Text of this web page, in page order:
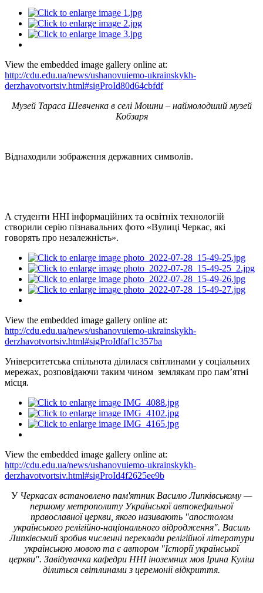
View the embedded image gallery online at:
http://cdu.edu.ua/news/ushanovuiemo-ukrainskykh-
derzhavotvortsiv.html#sigProId80d64cbfdf
Музей Тараса Шевченка в селі Мошни – наймолодший музей
Кобзаря
Віднаходили зображення державних символів.
А студенти ННІ інформаційних та освітніх технологій
створили серію пізнавальних фото «Вулиці Черкас, які
говорять про незалежність».
View the embedded image gallery online at:
http://cdu.edu.ua/news/ushanovuiemo-ukrainskykh-
derzhavotvortsiv.html#sigProIdfaf1c357ba
Університетська спільнота ділилася світлинами у соціальних
мережах, розповідаючи таким чином землякам про пам’ятні
місця.
View the embedded image gallery online at:
http://cdu.edu.ua/news/ushanovuiemo-ukrainskykh-
derzhavotvortsiv.html#sigProId4f2625ee9b
УЧеркасах встановлено пам'ятник Василю Липківському —
першому метрополиту Української автокефальної
православної церкви, якого називають "апостолом
українського релігійно-національного відродження". Василь
Липківський зробив численні переклади релігійної літератури
українською мовою та є автором "Історії української
церкви". Завідувачка кафедри ННІ іноземних мов Ірина Куліш
ділиться світлинами з церемонії відкриття.